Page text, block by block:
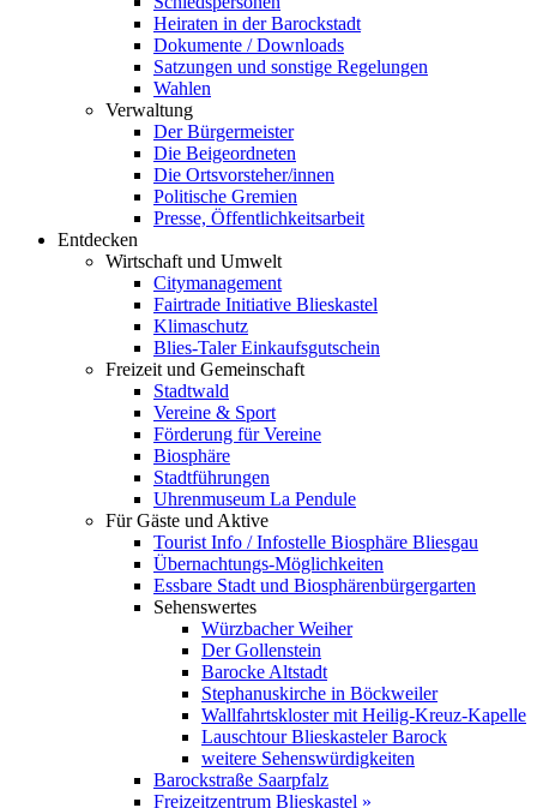
Heiraten in der Barockstadt
Dokumente / Downloads
Satzungen und sonstige Regelungen
Wahlen
Verwaltung
Der Bürgermeister
Die Beigeordneten
Die Ortsvorsteher/innen
Politische Gremien
Presse, Öffentlichkeitsarbeit
Entdecken
Wirtschaft und Umwelt
Citymanagement
Fairtrade Initiative Blieskastel
Klimaschutz
Blies-Taler Einkaufsgutschein
Freizeit und Gemeinschaft
Stadtwald
Vereine & Sport
Förderung für Vereine
Biosphäre
Stadtführungen
Uhrenmuseum La Pendule
Für Gäste und Aktive
Tourist Info / Infostelle Biosphäre Bliesgau
Übernachtungs-Möglichkeiten
Essbare Stadt und Biosphärenbürgergarten
Sehenswertes
Würzbacher Weiher
Der Gollenstein
Barocke Altstadt
Stephanuskirche in Böckweiler
Wallfahrtskloster mit Heilig-Kreuz-Kapelle
Lauschtour Blieskasteler Barock
weitere Sehenswürdigkeiten
Barockstraße Saarpfalz
Freizeitzentrum Blieskastel »